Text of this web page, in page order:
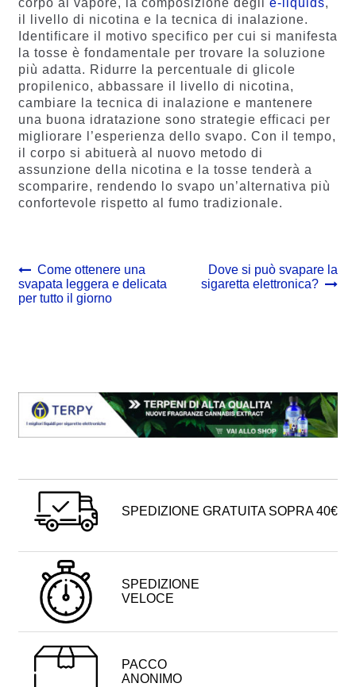
corpo al vapore, la composizione degli e-liquids,
il livello di nicotina e la tecnica di inalazione.
Identificare il motivo specifico per cui si manifesta
la tosse è fondamentale per trovare la soluzione
più adatta. Ridurre la percentuale di glicole
propilenico, abbassare il livello di nicotina,
cambiare la tecnica di inalazione e mantenere
una buona idratazione sono strategie efficaci per
migliorare l’esperienza dello svapo. Con il tempo,
il corpo si abituerà al nuovo metodo di
assunzione della nicotina e la tosse tenderà a
scomparire, rendendo lo svapo un’alternativa più
confortevole rispetto al fumo tradizionale.
Navigazione
articoli
Previous
post:
Come ottenere una
svapata leggera e delicata
per tutto il giorno
Next
post:
Dove si può svapare la
sigaretta elettronica?
SPEDIZIONE GRATUITA SOPRA 40€
SPEDIZIONE
VELOCE
PACCO
ANONIMO